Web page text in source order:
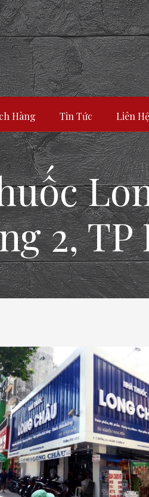
Hàng Tin Tức Liên Hệ
2, TP